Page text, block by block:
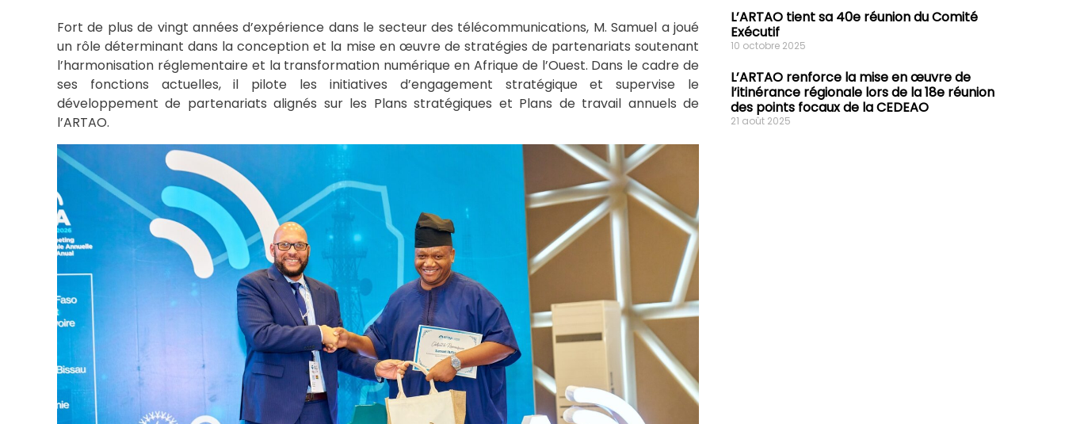
Fort de plus de vingt années d’expérience dans le secteur des télécommunications, M. Samuel a joué
un rôle déterminant dans la conception et la mise en œuvre de stratégies de partenariats soutenant
l’harmonisation réglementaire et la transformation numérique en Afrique de l’Ouest. Dans le cadre de
ses fonctions actuelles, il pilote les initiatives d’engagement stratégique et supervise le
développement de partenariats alignés sur les Plans stratégiques et Plans de travail annuels de
l’ARTAO.
L’ARTAO tient sa 40e réunion du Comité
Exécutif
10 octobre 2025
L’ARTAO renforce la mise en œuvre de
l’itinérance régionale lors de la 18e réunion
des points focaux de la CEDEAO
21 août 2025